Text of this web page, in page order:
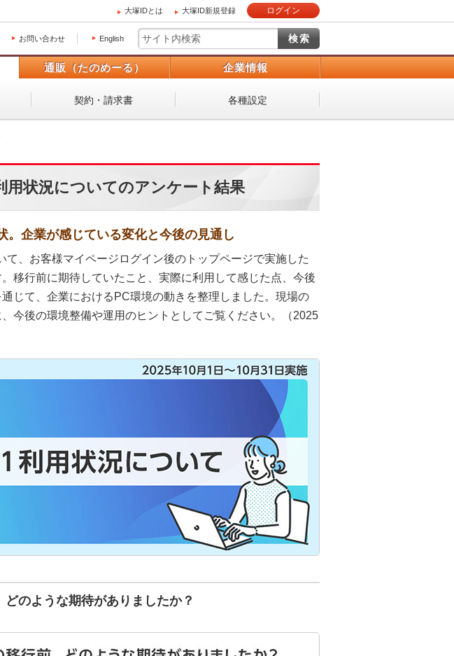
大塚IDとは 大塚ID新規登録 ログイン
お問い合わせ English
通販（たのめーる） 企業情報
契約・請求書 各種設定
用状況についてのアンケート結果
企業が感じている変化と今後の見通し
て、お客様マイページログイン後のトップページで実施した
移行前に期待していたこと、実際に利用して感じた点、今後
じて、企業におけるPC環境の動きを整理しました。現場の
今後の環境整備や運用のヒントとしてご覧ください。（2025
のような期待がありましたか？